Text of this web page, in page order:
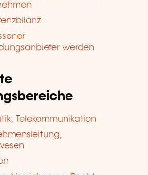
werden
Telekommunikation